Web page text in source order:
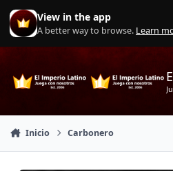
Saltar a contenido
View in the app
A better way to browse. Learn
Inicio Carbonero